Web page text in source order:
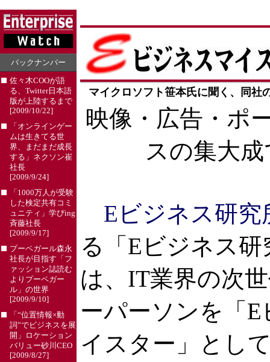
バックナンバー
佐々木COOが語
る、Twitter日本語
版が上陸するまで
[2009/10/22]
「オンラインゲー
ムは生きてる世
界、まだまだ成長
する」ネクソン崔
社長
[2009/9/24]
「1000万人が受験
した検定共有コミ
ュニティ」学びing
斉藤社長
[2009/9/17]
プーペガール森永
社長が目指す「フ
ァッション誌読む
よりプーペガー
ル」の世界
[2009/9/10]
「“位置情報×動
詞”でビジネスを展
開」ロケーション
バリュー砂川CEO
[2009/8/27]
マイクロソフト笹本氏に聞く、同社
映像・広告・ポ
スの集大
Eビジネス研究
る「Eビジネス研
は、IT業界の次
ーパーソンを「
イスター」とし